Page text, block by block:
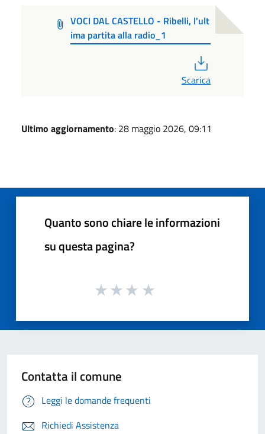
VOCI DAL CASTELLO - Ribelli, l'ult
ima partita alla radio_1
Scarica
Ultimo aggiornamento: 28 maggio 2026, 09:11
Quanto sono chiare le informazioni
su questa pagina?
Contatta il comune
Leggi le domande frequenti
Richiedi Assistenza